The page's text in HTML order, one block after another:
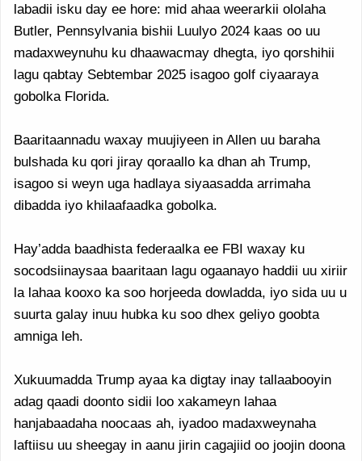
labadii isku day ee hore: mid ahaa weerarkii ololaha
Butler, Pennsylvania bishii Luulyo 2024 kaas oo uu
madaxweynuhu ku dhaawacmay dhegta, iyo qorshihii
lagu qabtay Sebtembar 2025 isagoo golf ciyaaraya
gobolka Florida.
Baaritaannadu waxay muujiyeen in Allen uu baraha
bulshada ku qori jiray qoraallo ka dhan ah Trump,
isagoo si weyn uga hadlaya siyaasadda arrimaha
dibadda iyo khilaafaadka gobolka.
Hay’adda baadhista federaalka ee FBI waxay ku
socodsiinaysaa baaritaan lagu ogaanayo haddii uu xiriir
la lahaa kooxo ka soo horjeeda dowladda, iyo sida uu u
suurta galay inuu hubka ku soo dhex geliyo goobta
amniga leh.
Xukuumadda Trump ayaa ka digtay inay tallaabooyin
adag qaadi doonto sidii loo xakameyn lahaa
hanjabaadaha noocaas ah, iyadoo madaxweynaha
laftiisu uu sheegay in aanu jirin cagajiid oo joojin doona